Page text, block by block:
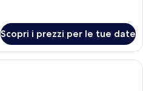
Scopri i prezzi per le tue date
Camera d'albergo con due letti, una